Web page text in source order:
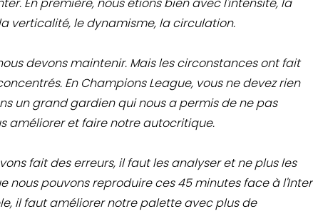
En première, nous étions bien avec l'intensité, la
verticalité, le dynamisme, la circulation.
devons maintenir. Mais les circonstances ont fait
En Champions League, vous ne devez rien
un grand gardien qui nous a permis de ne pas
améliorer et faire notre autocritique.
fait des erreurs, il faut les analyser et ne plus les
nous pouvons reproduire ces 45 minutes face à l'Inter
il faut améliorer notre palette avec plus de